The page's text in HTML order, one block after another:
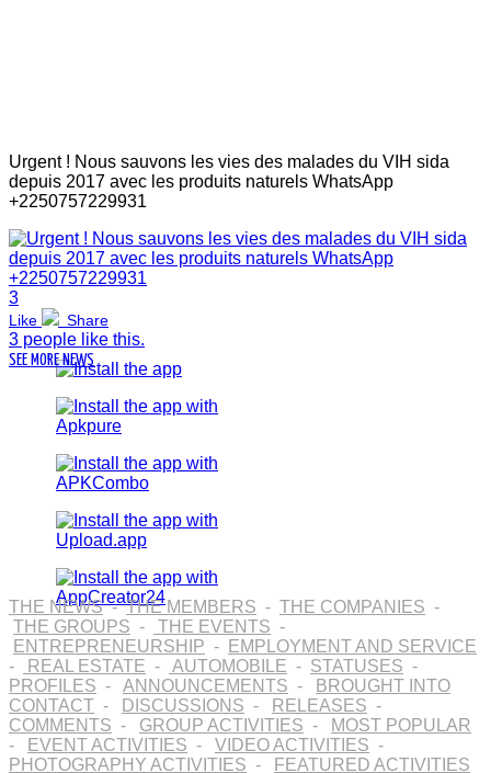
Urgent ! Nous sauvons les vies des malades du VIH sida
depuis 2017 avec les produits naturels WhatsApp
+2250757229931
3
Like Share
3 people like this.
SEE MORE NEWS
THE NEWS-THE MEMBERS - THE COMPANIES -
THE GROUPS - THE EVENTS -
ENTREPRENEURSHIP -
EMPLOYMENT AND SERVICE
-
REAL ESTATE - AUTOMOBILE - STATUSES -
PROFILES - ANNOUNCEMENTS -
BROUGHT INTO
CONTACT - DISCUSSIONS - RELEASES -
COMMENTS - GROUP ACTIVITIES -
MOST POPULAR
-
EVENT ACTIVITIES - VIDEO ACTIVITIES -
PHOTOGRAPHY ACTIVITIES - FEATURED ACTIVITIES